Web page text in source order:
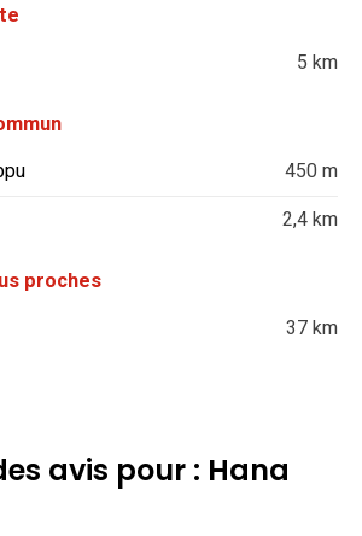
5 km
450 m
2,4 km
proches
37 km
avis pour : Hana